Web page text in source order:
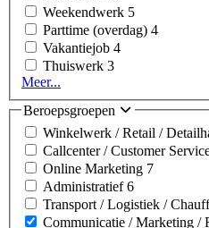
Weekendwerk 5
Parttime (overdag) 4
Vakantiejob 4
Thuiswerk 3
Meer...
Beroepsgroepen
Winkelwerk / Retail /
Callcenter / Customer
Online Marketing 7
Administratief6
Transport / Logistiek /
Communicatie / Marketing /